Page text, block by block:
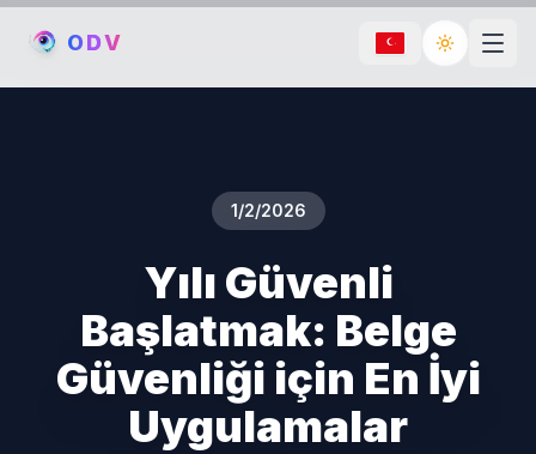
ODV Toggle
1/2/2026
Yılı Güvenli
Başlatmak: Belge
Güvenliği için En İyi
Uygulamalar